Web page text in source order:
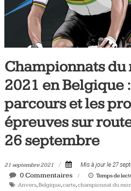
Tous
vélo
et
triathlon
Championnats du
2021 en Belgique
parcours et les
épreuves sur
26 septembre
21 septembre 2021 Mis à jour le 27
0 Commentaires Temps de
Anvers,Belgique,carte,championnat du